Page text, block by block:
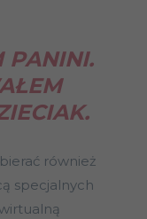
PANINI.
również
specjalnych